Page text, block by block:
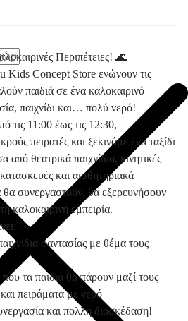
Περιπέτειες! 🌊
Kids Concept Store ενώνουν τις
παιδιά σε ένα καλοκαιρινό
παιχνίδι και… πολύ νερό!
τις 11:00 έως τις 12:30,
πειρατές και ξεκινάμε ένα ταξίδι
θεατρικά παιχνίδια, κινητικές
και αισθητηριακά
θα συνεργαστούν, θα εξερευνήσουν
καλοκαιρινή εμπειρία.
φαντασίας με θέμα τους
τα παιδιά θα πάρουν μαζί τους
πειράματα με νερό
και πολλή διασκέδαση!